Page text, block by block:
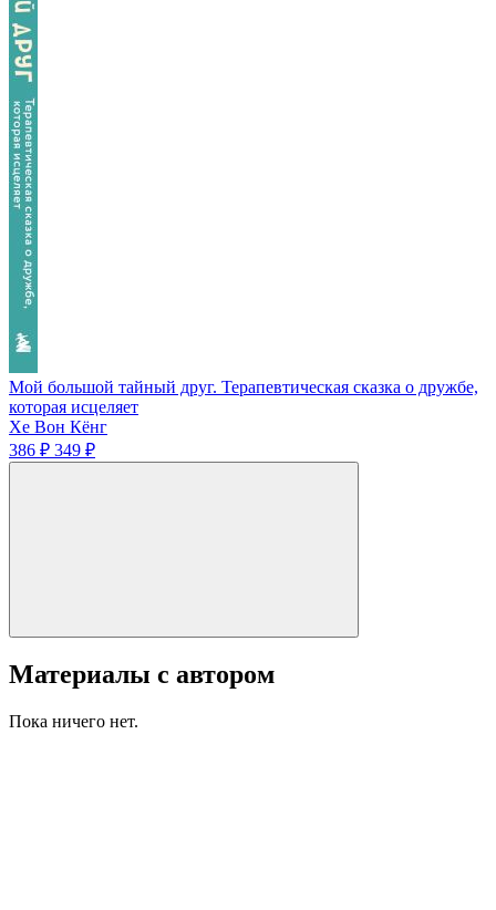
Мой большой тайный друг. Терапевтическая сказка о дружбе,
которая исцеляет
Хе Вон Кёнг
386 ₽ 349 ₽
Материалы с автором
Пока ничего нет.